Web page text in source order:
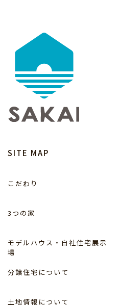
SITE MAP
こだわり
3つの家
モデルハウス・自社住宅展示
場
分譲住宅について
土地情報について